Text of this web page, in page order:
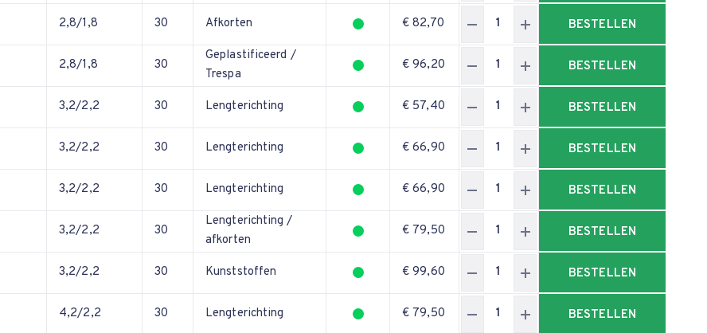
2,8/1,8 30 Afkorten € 82,70 BESTELLEN
2,8/1,8 30
Geplastificeerd /
Trespa
€ 96,20 BESTELLEN
3,2/2,2 30 Lengterichting € 57,40 BESTELLEN
3,2/2,2 30 Lengterichting € 66,90 BESTELLEN
3,2/2,2 30 Lengterichting € 66,90 BESTELLEN
3,2/2,2 30
Lengterichting /
afkorten
€ 79,50 BESTELLEN
3,2/2,2 30 Kunststoffen € 99,60 BESTELLEN
4,2/2,2 30 Lengterichting € 79,50 BESTELLEN